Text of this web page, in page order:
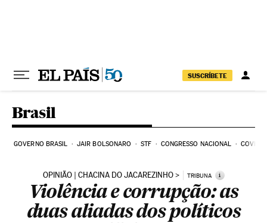
SUSCRÍBETE
Brasil
GOVERNO BRASIL JAIR BOLSONARO STF CONGRESSO NACIONAL COVID-
OPINIÃO | CHACINA DO JACAREZINHO TRIBUNA i
Violência e corrupção: as
duas aliadas dos políticos